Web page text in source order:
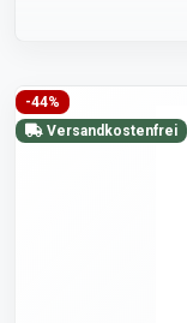
-44%
Versandkostenfrei